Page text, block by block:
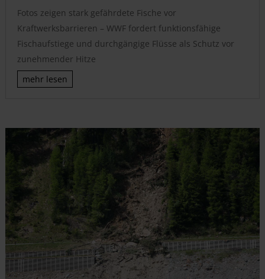
Fotos zeigen stark gefährdete Fische vor
Kraftwerksbarrieren – WWF fordert funktionsfähige
Fischaufstiege und durchgängige Flüsse als Schutz vor
zunehmender Hitze
mehr lesen